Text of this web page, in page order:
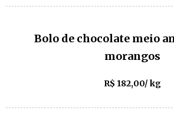
Bolo de chocolate meio
morangos
R$ 182,00/ kg